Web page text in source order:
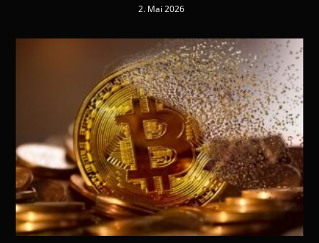
2. Mai 2026